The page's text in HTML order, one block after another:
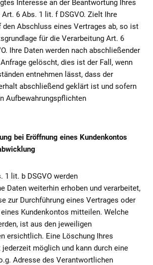
Interesse an der Beantwortung Ihres
6 Abs. 1 lit. f DSGVO. Zielt Ihre
den Abschluss eines Vertrages ab, so ist
für die Verarbeitung Art. 6
Ihre Daten werden nach abschließender
gelöscht, dies ist der Fall, wenn
entnehmen lässt, dass der
abschließend geklärt ist und sofern
Aufbewahrungspflichten
bei Eröffnung eines Kundenkontos
1 lit. b DSGVO werden
Daten weiterhin erhoben und verarbeitet,
zur Durchführung eines Vertrages oder
Kundenkontos mitteilen. Welche
ist aus den jeweiligen
ersichtlich. Eine Löschung Ihres
möglich und kann durch eine
Adresse des Verantwortlichen